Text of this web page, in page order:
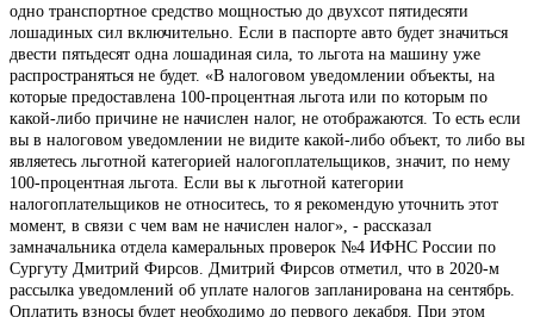
одно транспортное средство мощностью до двухсот пятидесяти
лошадиных сил включительно. Если в паспорте авто будет значиться
двести пятьдесят одна лошадиная сила, то льгота на машину уже
распространяться не будет. «В налоговом уведомлении объекты, на
которые предоставлена 100-процентная льгота или по которым по
какой-либо причине не начислен налог, не отображаются. То есть если
вы в налоговом уведомлении не видите какой-либо объект, то либо вы
являетесь льготной категорией налогоплательщиков, значит, по нему
100-процентная льгота. Если вы к льготной категории
налогоплательщиков не относитесь, то я рекомендую уточнить этот
момент, в связи с чем вам не начислен налог», - рассказал
замначальника отдела камеральных проверок №4 ИФНС России по
Сургуту Дмитрий Фирсов. Дмитрий Фирсов отметил, что в 2020-м
рассылка уведомлений об уплате налогов запланирована на сентябрь.
Оплатить взносы будет необходимо до первого декабря. При этом